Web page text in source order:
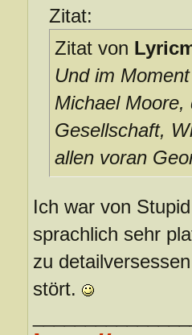
Zitat:
Zitat von
Und im
Michael Moore,
Gesellschaft,
allen voran
Ich war von
sprachlich sehr
zu
stört.